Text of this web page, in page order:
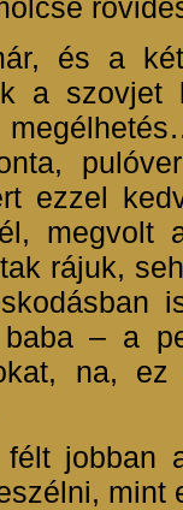
és a
a szovjet
ezzel
megvolt
rájuk,
– a
na,
jobban
mint